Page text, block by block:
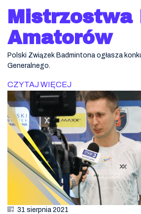
Mistrzostwa
Amatorów
Polski Związek Badmintona ogłasza
Generalnego.
CZYTAJ WIĘCEJ
31 sierpnia 2021